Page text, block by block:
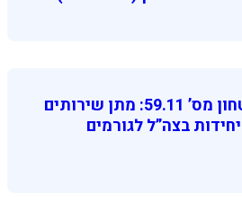
הוראת משרד הביטחון מס’ 59.11: מתן שירותים
בצה”ל לגורמים